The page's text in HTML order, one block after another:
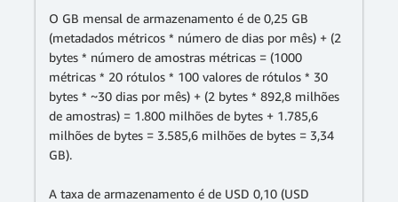
O GB mensal de armazenamento é de 0,25 GB
(metadados métricos * número de dias por mês) + (2
bytes * número de amostras métricas = (1000
métricas * 20 rótulos * 100 valores de rótulos * 30
bytes * ~30 dias por mês) + (2 bytes * 892,8 milhões
de amostras) = 1.800 milhões de bytes + 1.785,6
milhões de bytes = 3.585,6 milhões de bytes = 3,34
GB).
A taxa de armazenamento é de USD 0,10 (USD